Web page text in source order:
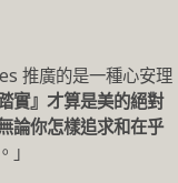
推廣的是一種心安理
實』才算是美的絕對
論你怎樣追求和在乎
」